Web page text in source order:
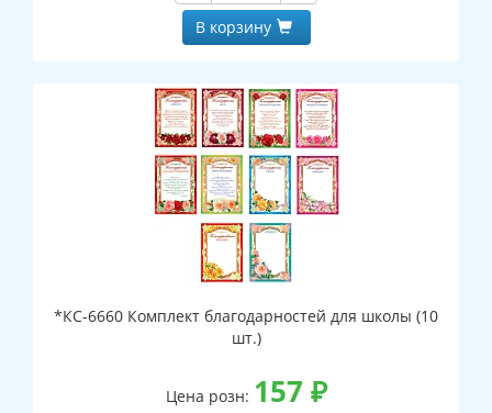
В корзину
*КС-6660 Комплект благодарностей для школы (10
шт.)
Цена розн: 157 ₽